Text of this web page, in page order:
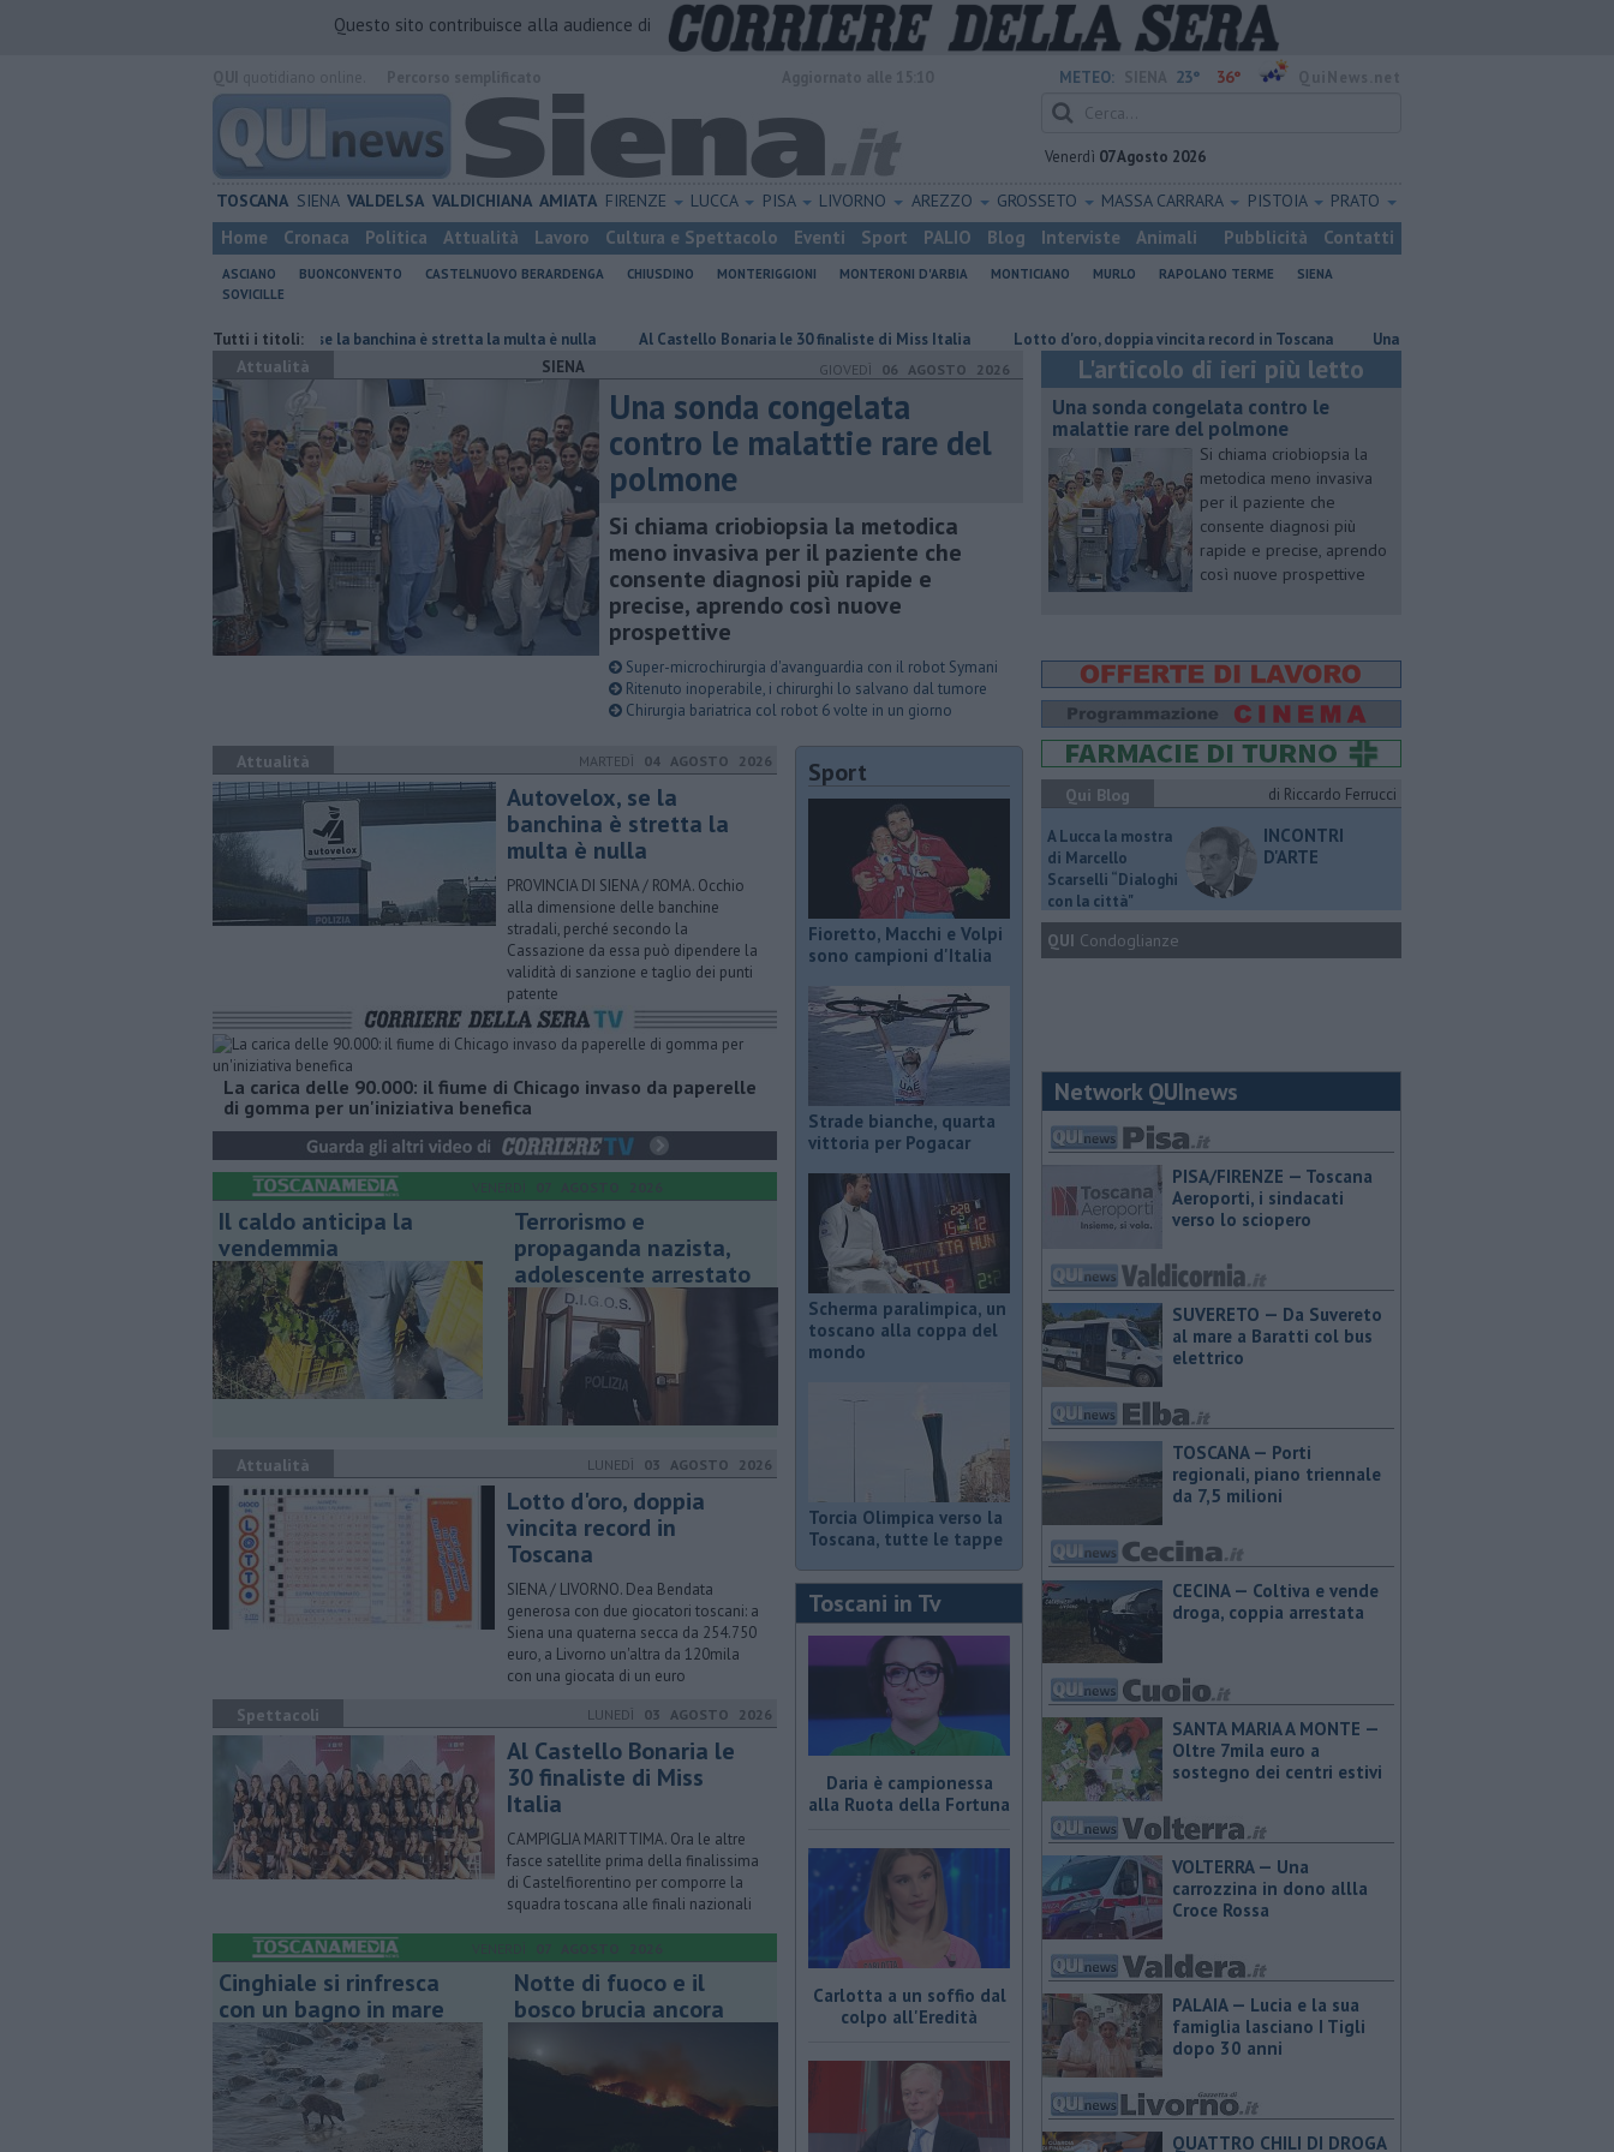
Questo sito contribuisce alla audience di
METEO: 23° 36°
Venerdì 07 Agosto 2026
TOSCANA SIENA VALDELSA VALDICHIANA AMIATA FIRENZE LUCCA PISA LIVORNO AREZZO GROSSETO MASSA CARRARA PISTOIA PRATO
Home Cronaca Politica Attualità Lavoro Cultura e Spettacolo Eventi Sport PALIO Blog Interviste Animali Pubblicità Contatti
ASCIANO BUONCONVENTO CASTELNUOVO BERARDENGA CHIUSDINO MONTERIGGIONI MONTERONI D'ARBIA MONTICIANO MURLO RAPOLANO TERME
SIENA
SOVICILLE
Tutti i titoli:
Autovelox, se la banchina è stretta la multa è nulla Al Castello Bonaria le 30 finaliste di Miss Italia Lotto d'oro, doppia vincita record in Toscana Una sonda congelata contro le malattie rare del
Attualità SIENA GIOVEDÌ 06 AGOSTO 2026
Una sonda congelata
contro le malattie rare del
polmone
Si chiama criobiopsia la metodica
meno invasiva per il paziente che
consente diagnosi più rapide e
precise, aprendo così nuove
prospettive
Super-microchirurgia d'avanguardia con il robot Symani
Ritenuto inoperabile, i chirurghi lo salvano dal tumore
Chirurgia bariatrica col robot 6 volte in un giorno
Attualità MARTEDÌ 04 AGOSTO 2026
Autovelox, se la
banchina è stretta la
multa è nulla
PROVINCIA DI SIENA / ROMA. Occhio
alla dimensione delle banchine
stradali, perché secondo la
Cassazione da essa può dipendere la
validità di sanzione e taglio dei punti
patente
La carica delle 90.000: il fiume di Chicago invaso da paperelle
di gomma per un'iniziativa benefica
Il caldo anticipa la
vendemmia
Terrorismo e
propaganda nazista,
adolescente arrestato
Attualità LUNEDÌ 03 AGOSTO 2026
Lotto d'oro, doppia
vincita record in
Toscana
SIENA / LIVORNO. Dea Bendata
generosa con due giocatori toscani: a
Siena una quaterna secca da 254.750
euro, a Livorno un'altra da 120mila
con una giocata di un euro
Spettacoli LUNEDÌ 03 AGOSTO 2026
Al Castello Bonaria le
30 finaliste di Miss
Italia
CAMPIGLIA MARITTIMA. Ora le altre
fasce satellite prima della finalissima
di Castelfiorentino per comporre la
squadra toscana alle finali nazionali
Cinghiale si rinfresca
con un bagno in mare
Notte di fuoco e il
bosco brucia ancora
Sport
Fioretto, Macchi e Volpi
sono campioni d'Italia
Strade bianche, quarta
vittoria per Pogacar
Scherma paralimpica, un
toscano alla coppa del
mondo
Torcia Olimpica verso la
Toscana, tutte le tappe
Toscani in Tv
Daria è campionessa
alla Ruota della Fortuna
Carlotta a un soffio dal
colpo all'Eredità
L'articolo di ieri più letto
Una sonda congelata contro le
malattie rare del polmone
Si chiama criobiopsia la
metodica meno invasiva
per il paziente che
consente diagnosi più
rapide e precise, aprendo
così nuove prospettive
Qui Blog di Riccardo Ferrucci
A Lucca la mostra
di Marcello
Scarselli “Dialoghi
con la città"
INCONTRI
D'ARTE
QUI Condoglianze
Network QUInews
PISA/FIRENZE — Toscana
Aeroporti, i sindacati
verso lo sciopero
SUVERETO — Da Suvereto
al mare a Baratti col bus
elettrico
TOSCANA — Porti
regionali, piano triennale
da 7,5 milioni
CECINA — Coltiva e vende
droga, coppia arrestata
SANTA MARIA A MONTE —
Oltre 7mila euro a
sostegno dei centri estivi
VOLTERRA — Una
carrozzina in dono allla
Croce Rossa
PALAIA — Lucia e la sua
famiglia lasciano I Tigli
dopo 30 anni
QUATTRO CHILI DI DROGA